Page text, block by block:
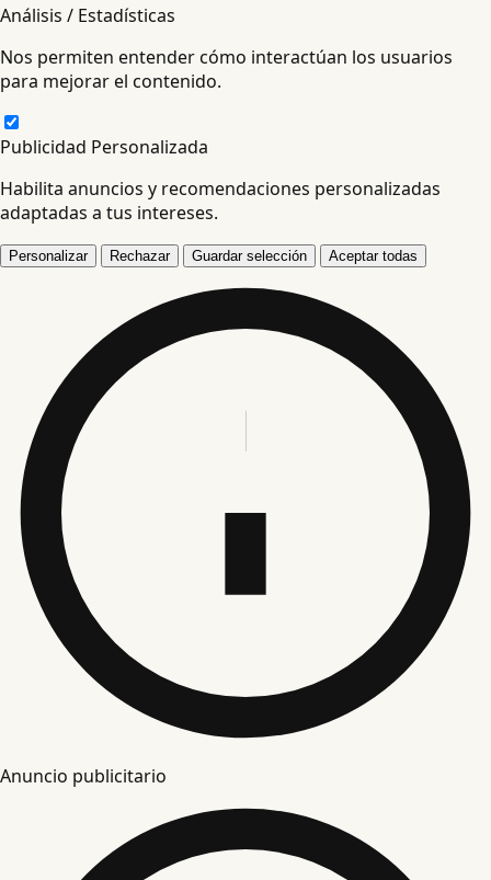
Análisis / Estadísticas
Nos permiten entender cómo interactúan los usuarios
para mejorar el contenido.
Publicidad Personalizada
Habilita anuncios y recomendaciones personalizadas
adaptadas a tus intereses.
Personalizar Rechazar Guardar selección Aceptar todas
Anuncio publicitario